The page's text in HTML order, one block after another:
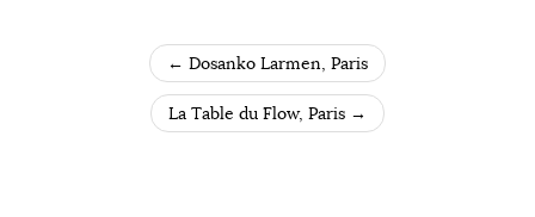
POST NAVIGATION
← Dosanko Larmen, Paris
La Table du Flow, Paris →